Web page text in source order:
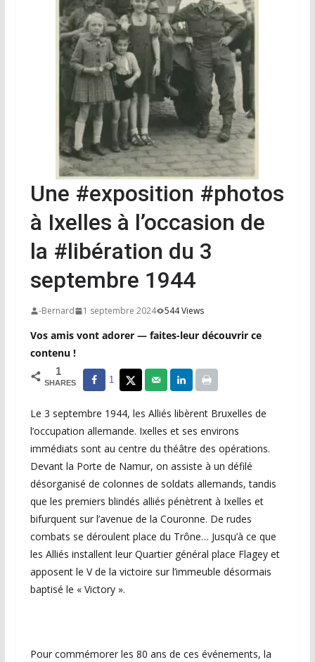
Une #exposition #photos
à Ixelles à l’occasion de
la #libération du 3
septembre 1944
-Bernard 1 septembre 2024 544 Views
Vos amis vont adorer — faites-leur découvrir ce
contenu !
1
SHARES 1
Le 3 septembre 1944, les Alliés libèrent Bruxelles de
l’occupation allemande. Ixelles et ses environs
immédiats sont au centre du théâtre des opérations.
Devant la Porte de Namur, on assiste à un défilé
désorganisé de colonnes de soldats allemands, tandis
que les premiers blindés alliés pénètrent à Ixelles et
bifurquent sur l’avenue de la Couronne. De rudes
combats se déroulent place du Trône… Jusqu’à ce que
les Alliés installent leur Quartier général place Flagey et
apposent le V de la victoire sur l’immeuble désormais
baptisé le « Victory ».
Pour commémorer les 80 ans de ces événements, la